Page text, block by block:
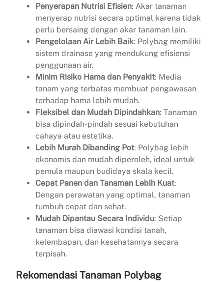
Penyerapan Nutrisi Efisien: Akar tanaman
menyerap nutrisi secara optimal karena tidak
perlu bersaing dengan akar tanaman lain.
Pengelolaan Air Lebih Baik: Polybag memiliki
sistem drainase yang mendukung efisiensi
penggunaan air.
Minim Risiko Hama dan Penyakit: Media
tanam yang terbatas membuat pengawasan
terhadap hama lebih mudah.
Fleksibel dan Mudah Dipindahkan: Tanaman
bisa dipindah-pindah sesuai kebutuhan
cahaya atau estetika.
Lebih Murah Dibanding Pot: Polybag lebih
ekonomis dan mudah diperoleh, ideal untuk
pemula maupun budidaya skala kecil.
Cepat Panen dan Tanaman Lebih Kuat:
Dengan perawatan yang optimal, tanaman
tumbuh cepat dan sehat.
Mudah Dipantau Secara Individu: Setiap
tanaman bisa diawasi kondisi tanah,
kelembapan, dan kesehatannya secara
terpisah.
Rekomendasi Tanaman Polybag